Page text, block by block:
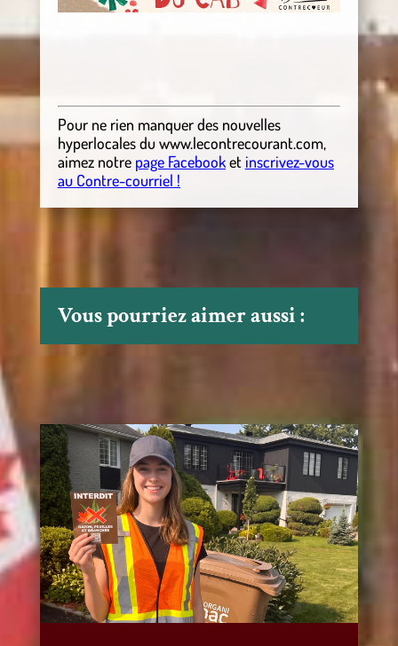
Pour ne rien manquer des nouvelles
hyperlocalesdu www.lecontrecourant.com,
aimez notre page Facebooket inscrivez-vous
au Contre-courriel !
Vous pourriez aimer aussi :